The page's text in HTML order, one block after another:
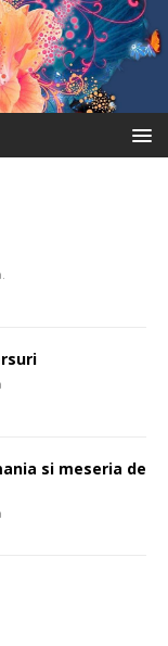
si meseria de